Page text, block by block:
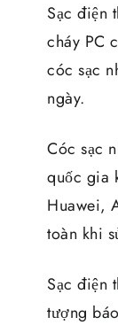
Sạc điện
cháy PC
cóc sạc
ngày.
Cóc sạc
quốc gia
Huawei,
toàn khi
Sạc điện
tượng